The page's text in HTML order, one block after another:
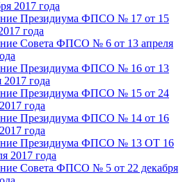
2017 года
Президиума ФПСО № 17 от 15
года
Совета ФПСО № 6 от 13 апреля
Президиума ФПСО № 16 от 13
2017 года
Президиума ФПСО № 15 от 24
года
Президиума ФПСО № 14 от 16
года
Президиума ФПСО № 13 ОТ 16
2017 года
Совета ФПСО № 5 от 22 декабря